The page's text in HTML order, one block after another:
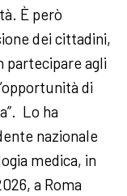
È però
dei cittadini,
partecipare agli
di
Lo ha
nazionale
medica, in
a Roma